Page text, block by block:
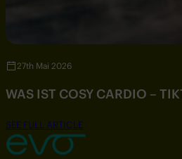
27th Mai 2026
WAS IST COSY CARDIO –
SEE FULL ARTICLE